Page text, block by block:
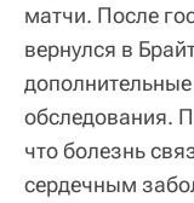
матчи. После
вернулся в
обследования.
что болезнь
сердечным